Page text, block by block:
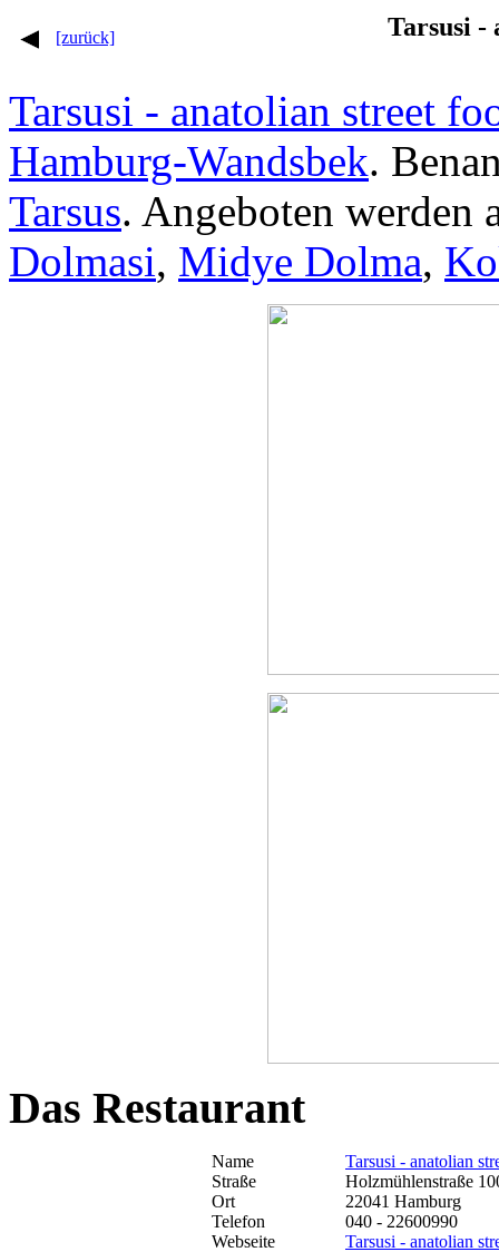
[zurück] Tarsusi -
Tarsusi - anatolian street
Hamburg-Wandsbek.
Tarsus. Angeboten werden
Dolmasi, Midye Dolma,
Das Restaurant
Name
Tarsusi - anatolian
Straße
Holzmühlenstraße
Ort
22041 Hamburg
Telefon
040 - 22600990
Webseite
Tarsusi - anatolian